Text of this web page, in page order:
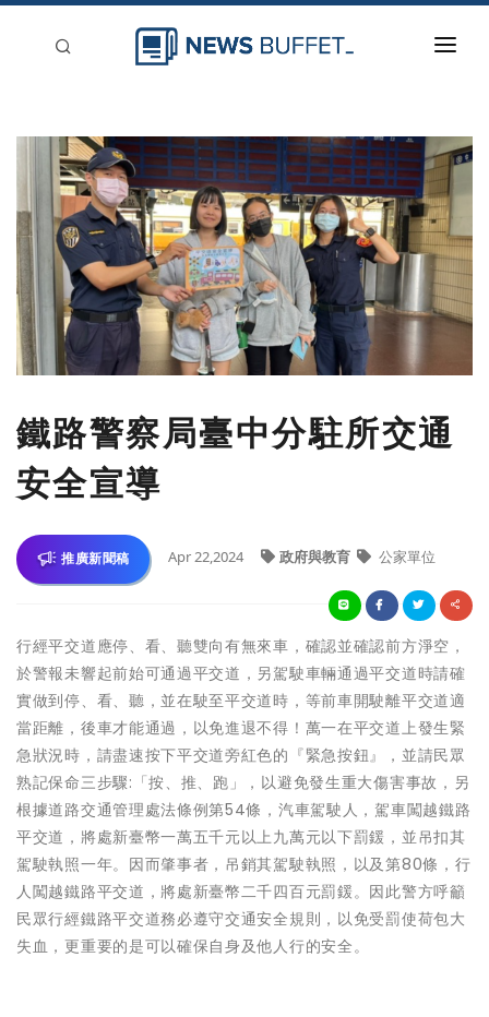
新聞稿分類
登入
刊登
鐵路警察局臺中分駐所交通
安全宣導
推廣新聞稿 Apr 22,2024 政府與教育 公家單位
行經平交道應停、看、聽雙向有無來車，確認並確認前方淨空，
於警報未響起前始可通過平交道，另駕駛車輛通過平交道時請確
實做到停、看、聽，並在駛至平交道時，等前車開駛離平交道適
當距離，後車才能通過，以免進退不得！萬一在平交道上發生緊
急狀況時，請盡速按下平交道旁紅色的『緊急按鈕』，並請民眾
熟記保命三步驟:「按、推、跑」，以避免發生重大傷害事故，另
根據道路交通管理處法條例第54條，汽車駕駛人，駕車闖越鐵路
平交道，將處新臺幣一萬五千元以上九萬元以下罰鍰，並吊扣其
駕駛執照一年。因而肇事者，吊銷其駕駛執照，以及第80條，行
人闖越鐵路平交道，將處新臺幣二千四百元罰鍰。因此警方呼籲
民眾行經鐵路平交道務必遵守交通安全規則，以免受罰使荷包大
失血，更重要的是可以確保自身及他人行的安全。